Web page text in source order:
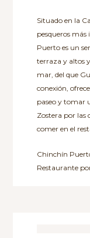
Situado en la
pesqueros
Puerto es un
terraza y altos
mar, del que
conexión,
paseo y tomar
Zostera por las
comer en el
Chinchín
Restaurante